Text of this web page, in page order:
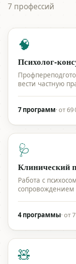
7 профессий
🧠
Психолог-
вести частную
7 программ·от 69
🩺
Клинический
Работа с
4 программы·от
🧸